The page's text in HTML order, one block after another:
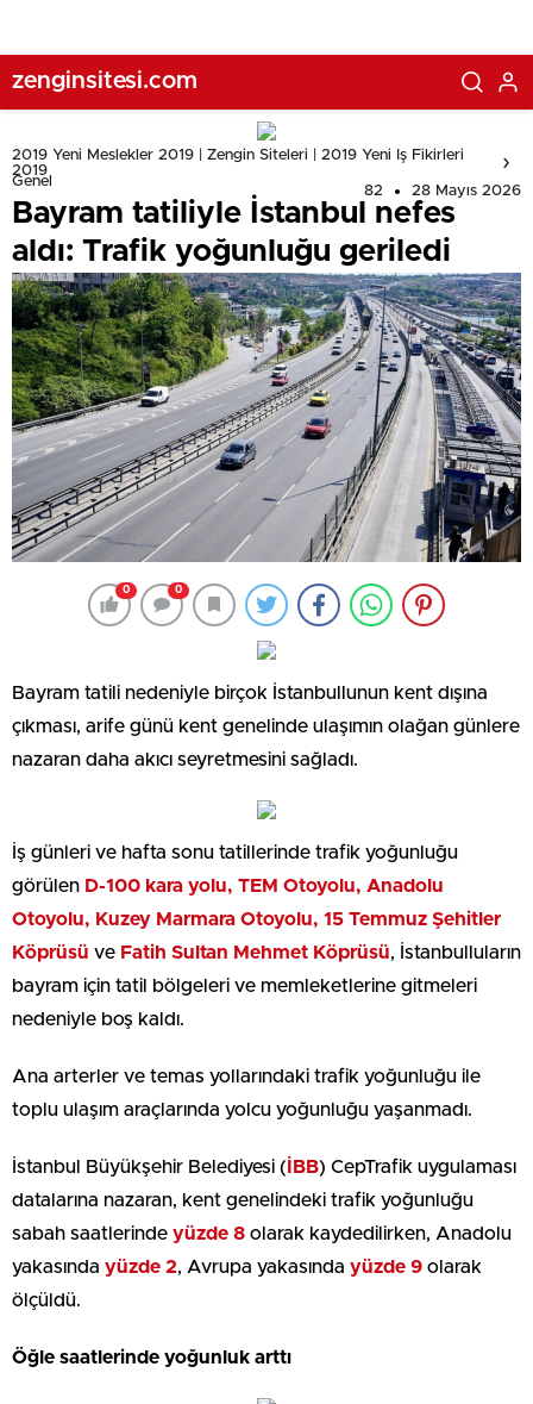
zenginsitesi.com
2019 Yeni Meslekler 2019 | Zengin Siteleri | 2019 Yeni Iş Fikirleri
2019
Genel
82 28 Mayıs 2026
Bayram tatiliyle İstanbul nefes
aldı: Trafik yoğunluğu geriledi
0 0
Bayram tatili nedeniyle birçok İstanbullunun kent dışına
çıkması, arife günü kent genelinde ulaşımın olağan günlere
nazaran daha akıcı seyretmesini sağladı.
İş günleri ve hafta sonu tatillerinde trafik yoğunluğu
görülen D-100 kara yolu, TEM Otoyolu, Anadolu
Otoyolu, Kuzey Marmara Otoyolu, 15 Temmuz Şehitler
Köprüsü ve Fatih Sultan Mehmet Köprüsü, İstanbulluların
bayram için tatil bölgeleri ve memleketlerine gitmeleri
nedeniyle boş kaldı.
Ana arterler ve temas yollarındaki trafik yoğunluğu ile
toplu ulaşım araçlarında yolcu yoğunluğu yaşanmadı.
İstanbul Büyükşehir Belediyesi ( İBB) CepTrafik uygulaması
datalarına nazaran, kent genelindeki trafik yoğunluğu
sabah saatlerinde yüzde 8 olarak kaydedilirken, Anadolu
yakasında yüzde 2, Avrupa yakasında yüzde 9 olarak
ölçüldü.
Öğle saatlerinde yoğunluk arttı